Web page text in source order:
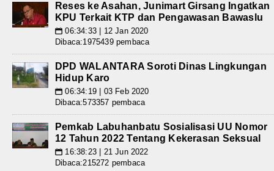
Reses ke Asahan, Junimart Girsang Ingatkan
KPU Terkait KTP dan Pengawasan Bawaslu
📅 06:34:33 | 12 Jan 2020
Dibaca:1975439 pembaca
DPD WALANTARA Soroti Dinas Lingkungan
Hidup Karo
📅 06:34:19 | 03 Feb 2020
Dibaca:573357 pembaca
Pemkab Labuhanbatu Sosialisasi UU Nomor
12 Tahun 2022 Tentang Kekerasan Seksual
📅 16:38:23 | 21 Jun 2022
Dibaca:215272 pembaca